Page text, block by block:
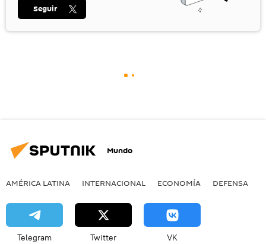
Seguir
Mundo
AMÉRICA LATINA INTERNACIONAL ECONOMÍA DEFENSA
Telegram Twitter VK